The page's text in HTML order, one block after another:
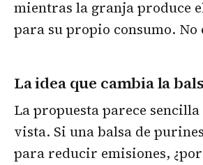
mientras la granja produce
para su propio consumo. No
La idea que cambia la
La propuesta parece
vista. Si una balsa de
para reducir emisiones,